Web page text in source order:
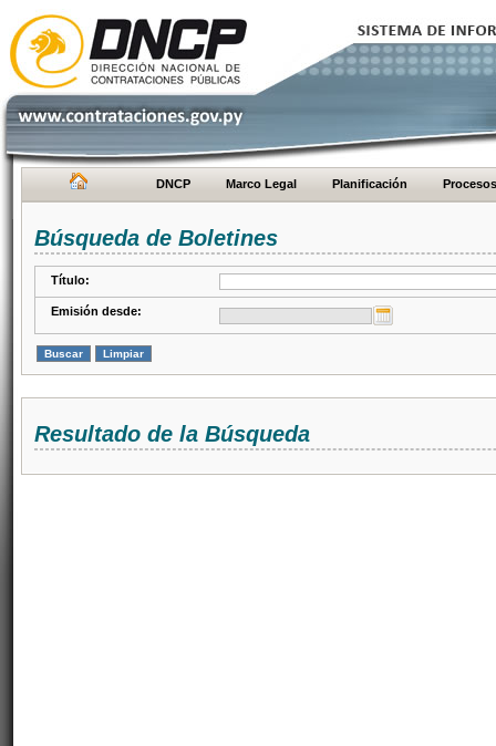
DNCP Marco Legal Planificación Procesos
Búsqueda de Boletines
Título:
Emisión desde:
Resultado de la Búsqueda